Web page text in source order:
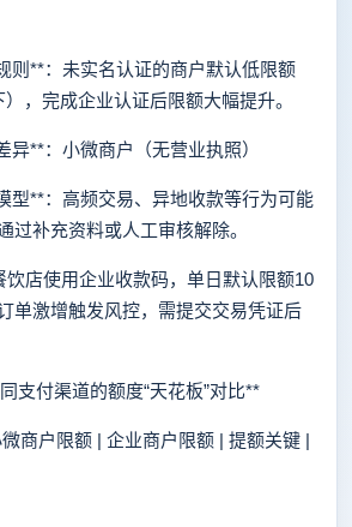
**：未实名认证的商户默认低限额
），完成企业认证后限额大幅提升。
**：小微商户（无营业执照）
**：高频交易、异地收款等行为可能
过补充资料或人工审核解除。
店使用企业收款码，单日默认限额10
单激增触发风控，需提交交易凭证后
付渠道的额度“天花板”对比**
户限额 | 企业商户限额 | 提额关键 |